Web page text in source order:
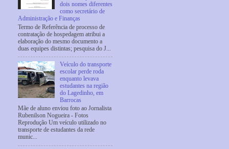
dois nomes diferentes
como secretário de
Administração e Finanças
Termo de Referência de processo de
contratação de hospedagem atribui a
elaboração do mesmo documento a
duas equipes distintas; pesquisa do J...
Veículo do transporte
escolar perde roda
enquanto levava
estudantes na região
do Lagedinho, em
Barrocas
Mãe de aluno enviou foto ao Jornalista
Rubenilson Nogueira - Fotos
Reprodução Um veículo utilizado no
transporte de estudantes da rede
munic...